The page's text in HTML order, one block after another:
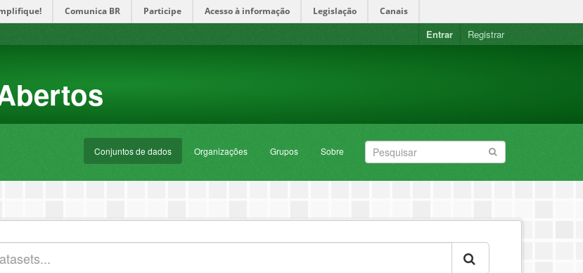
Comunica BR Participe Acesso à informação Legislação Canais
Entrar Registrar
Conjuntos de dados Organizações Grupos Sobre